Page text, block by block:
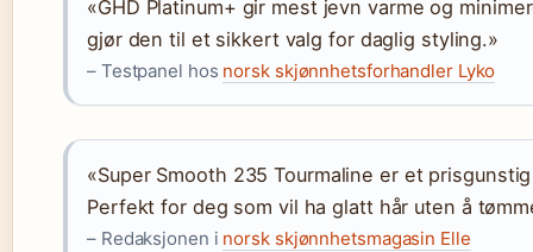
«GHD Platinum+ gir mest jevn varme og
gjør den til et sikkert valg for daglig styling.»
– Testpanel hos norsk skjønnhetsforhandler Lyko
«Super Smooth 235 Tourmaline er et
Perfekt for deg som vil ha glatt hår uten å
– Redaksjonen i norsk skjønnhetsmagasin Elle